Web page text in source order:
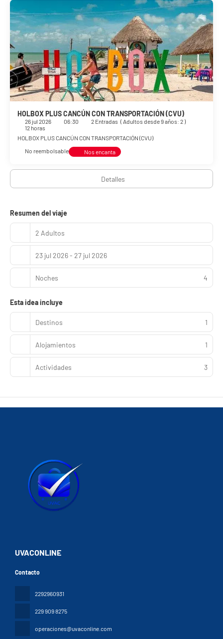
HOLBOX PLUS CANCÚN CON TRANSPORTACIÓN (CVU)
26 jul 2026 06:30 2 Entradas ( Adultos desde 9 años: 2 )
12 horas
HOLBOX PLUS CANCÚN CON TRANSPORTACIÓN (CVU)
No reembolsable
Nos encanta
Detalles
Resumen del viaje
2 Adultos
23 jul 2026 - 27 jul 2026
Noches 4
Esta idea incluye
Destinos 1
Alojamientos 1
Actividades 3
UVACONLINE
Contacto
2292960931
229 909 8275
operaciones@uvaconline.com